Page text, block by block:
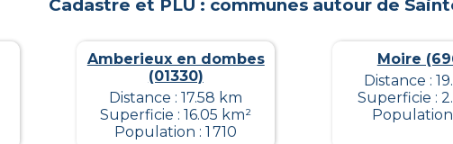
Cadastre et PLU : communes autour de
Amberieux en dombes
(01330)
Distance : 17.58 km
Superficie : 16.05 km²
Population : 1 710
Moire
Distance :
Superficie :
Population